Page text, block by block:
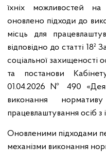
їхніх можливостей
оновлено підходи до
місць для
відповідно до статті
соціальної захищеності
та постанови
01.04.2026 № 490
виконання
працевлаштування осіб з
Оновленими підходами
механізми виконання